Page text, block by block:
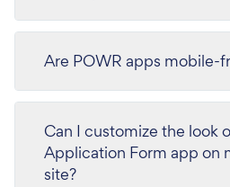
Are POWR apps mobile-
Can I customize the look
Application Form app on
site?